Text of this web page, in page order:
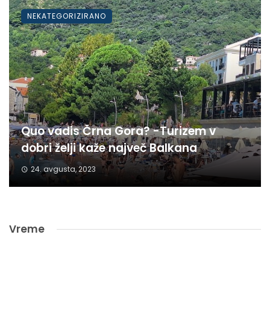
Quo vadis Črna Gora? -Turizem v
dobri želji kaže največ Balkana
24. avgusta, 2023
NEKATEGORIZIRANO
Vreme